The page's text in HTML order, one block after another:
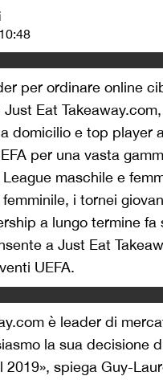
per ordinare online
Eat
domicilio e top player
per una vasta
maschile e
i tornei
a lungo termine
a Just Eat
UEFA.
è leader di
la sua decisione
2019», spiega Guy-